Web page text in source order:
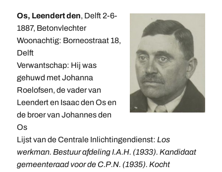
Os, Leendert den, Delft 2-6-
1887, Betonvlechter
Woonachtig: Borneostraat 18,
Delft
Verwantschap: Hij was
gehuwd met Johanna
Roelofsen, de vader van
Leendert en Isaac den Os en
de broer van Johannes den
Os
Lijst van de Centrale Inlichtingendienst: Los
werkman. Bestuur afdeling I.A.H. (1933). Kandidaat
gemeenteraad voor de C.P.N. (1935). Kocht